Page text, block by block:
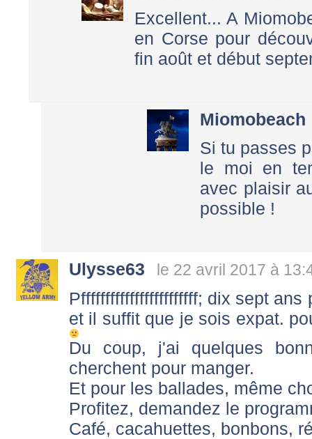
Excellent... A
en Corse pour
fin août et début
Miomobeach
Si tu passes
le moi en
avec plaisir
possible !
Ulysse63 le 22 avril 2017 à
Pffffffffffffffffffffffff; dix sept
et il suffit que je sois expat.
Du coup, j'ai quelques
cherchent pour manger.
Et pour les ballades, même
Profitez, demandez le
Café, cacahuettes, bonbons,